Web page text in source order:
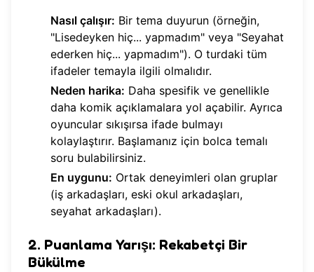
Nasıl çalışır: Bir tema duyurun (örneğin,
"Lisedeyken hiç... yapmadım" veya "Seyahat
ederken hiç... yapmadım"). O turdaki tüm
ifadeler temayla ilgili olmalıdır.
Neden harika: Daha spesifik ve genellikle
daha komik açıklamalara yol açabilir. Ayrıca
oyuncular sıkışırsa ifade bulmayı
kolaylaştırır. Başlamanız için bolca temalı
soru bulabilirsiniz.
En uygunu: Ortak deneyimleri olan gruplar
(iş arkadaşları, eski okul arkadaşları,
seyahat arkadaşları).
2. Puanlama Yarışı: Rekabetçi Bir
Bükülme